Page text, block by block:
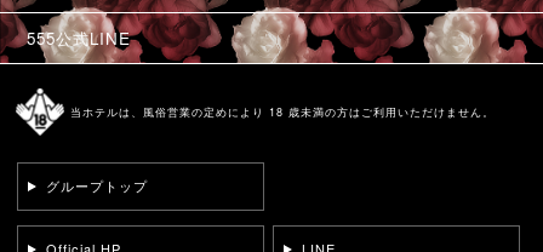
555公式LINE
当ホテルは、風俗営業の定めにより 18 歳未満の方はご利用いただけません。
グループトップ